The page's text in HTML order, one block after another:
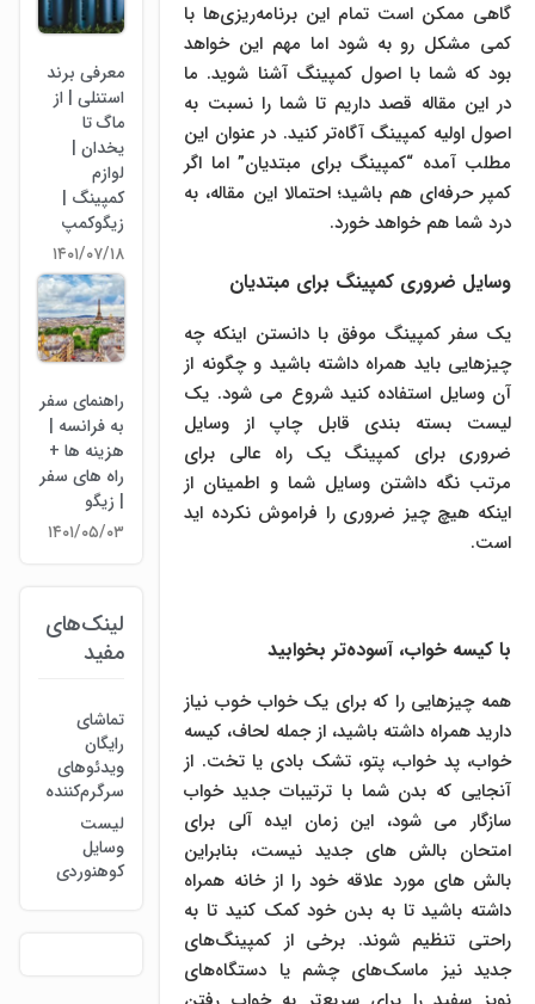
گاهی ممکن است تمام این برنامه‌ریزی‌ها با
کمی مشکل رو به شود اما مهم این خواهد
بود که شما با اصول کمپینگ آشنا شوید. ما
در این مقاله قصد داریم تا شما را نسبت به
اصول اولیه کمپینگ آگاه‌تر کنید. در عنوان این
مطلب آمده “کمپینگ برای مبتدیان” اما اگر
کمپر حرفه‌ای هم باشید؛ احتمالا این مقاله، به
درد شما هم خواهد خورد.
وسایل ضروری کمپینگ برای مبتدیان
یک سفر کمپینگ موفق با دانستن اینکه چه
چیزهایی باید همراه داشته باشید و چگونه از
آن وسایل استفاده کنید شروع می شود. یک
لیست بسته بندی قابل چاپ از وسایل
ضروری برای کمپینگ یک راه عالی برای
مرتب نگه داشتن وسایل شما و اطمینان از
اینکه هیچ چیز ضروری را فراموش نکرده اید
است.
با کیسه خواب، آسوده‌تر بخوابید
همه چیزهایی را که برای یک خواب خوب نیاز
دارید همراه داشته باشید، از جمله لحاف، کیسه
خواب، پد خواب، پتو، تشک بادی یا تخت. از
آنجایی که بدن شما با ترتیبات جدید خواب
سازگار می شود، این زمان ایده آلی برای
امتحان بالش های جدید نیست، بنابراین
بالش های مورد علاقه خود را از خانه همراه
داشته باشید تا به بدن خود کمک کنید تا به
راحتی تنظیم شوند. برخی از کمپینگ‌های
جدید نیز ماسک‌های چشم یا دستگاه‌های
معرفی برند
استنلی | از
ماگ تا
یخدان |
لوازم
کمپینگ |
زیگوکمپ
۱۴۰۱/۰۷/۱۸
راهنمای سفر
به فرانسه |
هزینه ها +
راه های سفر
| زیگو
۱۴۰۱/۰۵/۰۳
لینک‌های
مفید
تماشای
رایگان
ویدئوهای
سرگرم‌کننده
لیست
وسایل
کوهنوردی